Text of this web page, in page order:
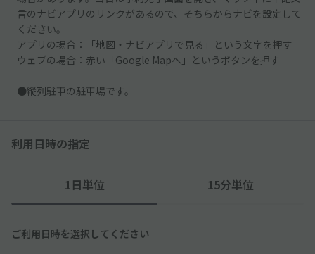
言のナビアプリのリンクがあるので、そちらからナビを設定して
ください。
アプリの場合：「地図・ナビアプリで見る」という文字を押す
ウェブの場合：赤い「Google Mapへ」というボタンを押す
●縦列駐車の駐車場です。
利用日時の指定
1日単位 15分単位
ご利用日時を選択してください